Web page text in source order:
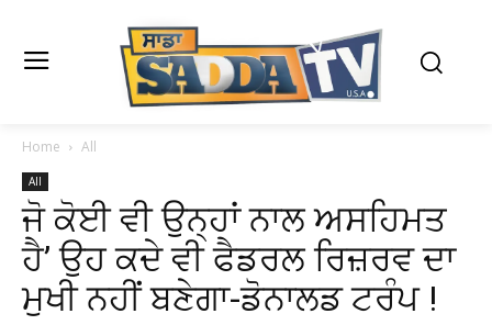
Home All
All
ਜੋ ਕੋਈ ਵੀ ਉਨ੍ਹਾਂ ਨਾਲ ਅਸਹਿਮਤ
ਹੈ’ ਉਹ ਕਦੇ ਵੀ ਫੈਡਰਲ ਰਿਜ਼ਰਵ ਦਾ
ਮੁਖੀ ਨਹੀਂ ਬਣੇਗਾ-ਡੋਨਾਲਡ ਟਰੰਪ !